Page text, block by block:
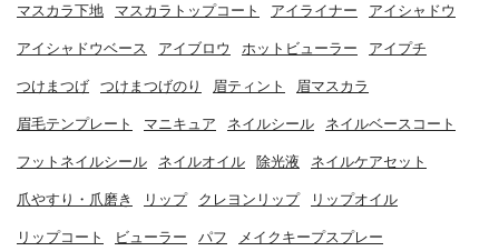
マスカラ下地 マスカラトップコート アイライナー アイシャドウ
アイシャドウベース アイブロウ ホットビューラー アイプチ
つけまつげ つけまつげのり 眉ティント 眉マスカラ
眉毛テンプレート マニキュア ネイルシール ネイルベースコート
フットネイルシール ネイルオイル 除光液 ネイルケアセット
爪やすり・爪磨き リップ クレヨンリップ リップオイル
リップコート ビューラー パフ メイクキープスプレー